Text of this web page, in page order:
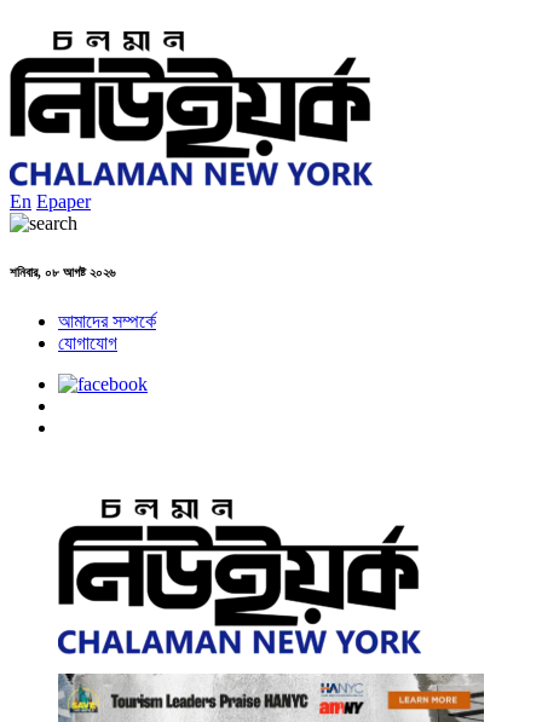
En Epaper
শনিবার, ০৮ আগষ্ট ২০২৬
আমাদের সম্পর্কে
যোগাযোগ